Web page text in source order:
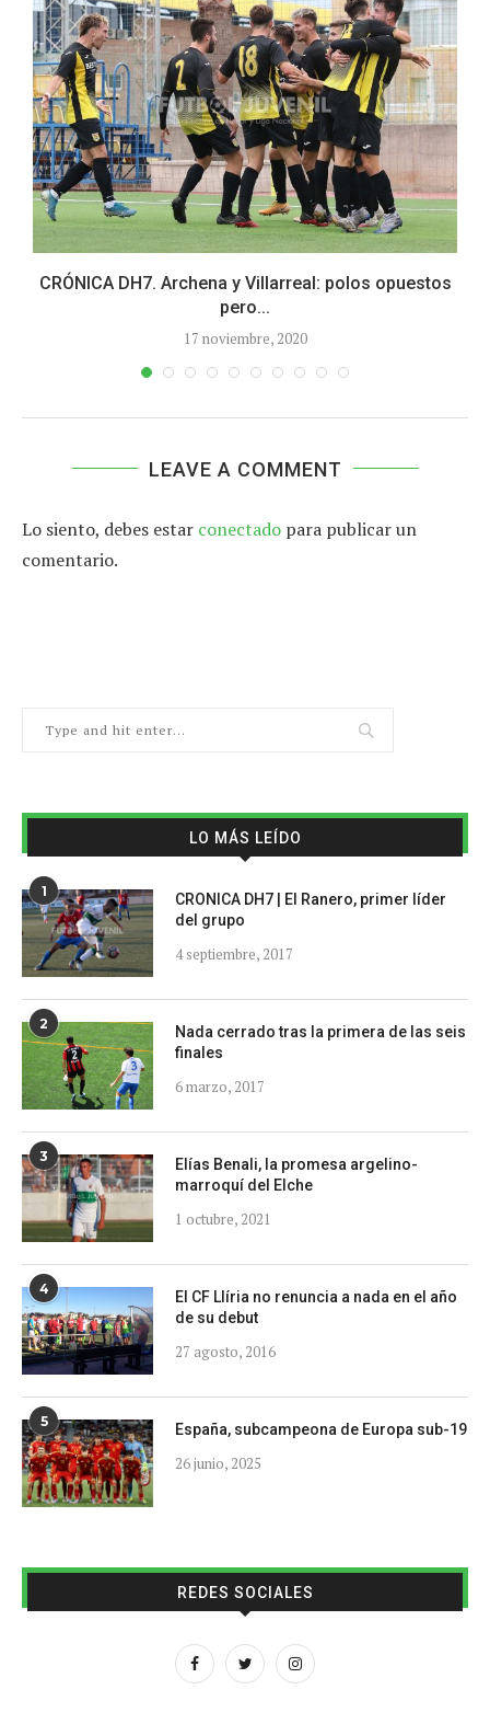
CRÓNICA DH7. Archena y Villarreal: polos opuestos
pero...
17 noviembre, 2020
LEAVE A COMMENT
Lo siento, debes estar conectado para publicar un
comentario.
LO MÁS LEÍDO
1
CRONICA DH7 | El Ranero, primer líder
del grupo
4 septiembre, 2017
2
Nada cerrado tras la primera de las seis
finales
6 marzo, 2017
3
Elías Benali, la promesa argelino-
marroquí del Elche
1 octubre, 2021
4
El CF Llíria no renuncia a nada en el año
de su debut
27 agosto, 2016
5 España, subcampeona de Europa sub-19
26 junio, 2025
REDES SOCIALES